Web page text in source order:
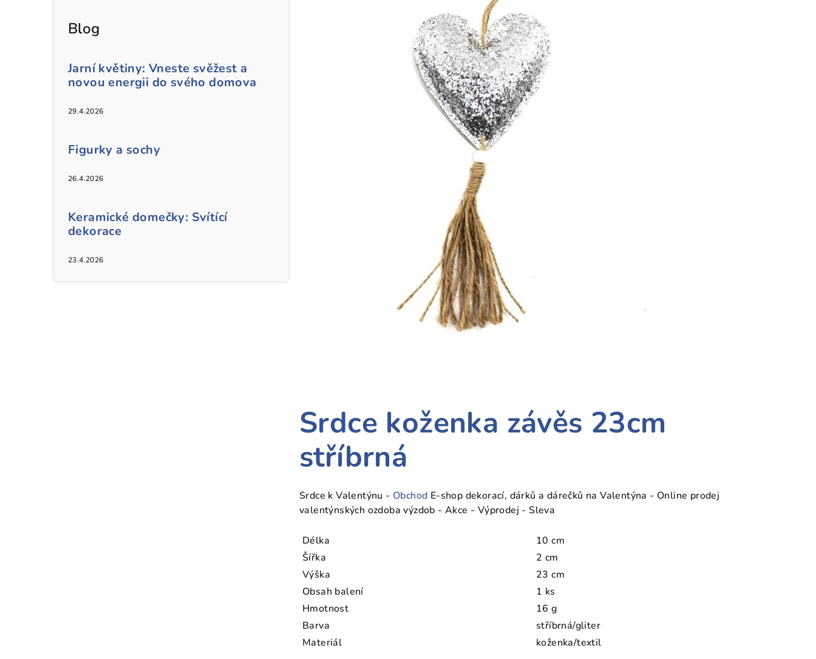
Blog
Jarní květiny: Vneste svěžest a
novou energii do svého domova
29.4.2026
Figurky a sochy
26.4.2026
Keramické domečky: Svítící
dekorace
23.4.2026
Srdce koženka závěs 23cm
stříbrná
Srdce k Valentýnu - Obchod E-shop dekorací, dárků a dárečků na Valentýna - Online prodej
valentýnských ozdoba výzdob - Akce - Výprodej - Sleva
Délka
10 cm
Šířka
2 cm
Výška
23 cm
Obsah balení
1 ks
Hmotnost
16 g
Barva
stříbrná/gliter
Materiál
koženka/textil